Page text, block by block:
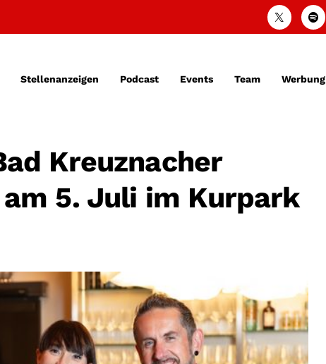
Stellenanzeigen Podcast Events Team Werbung
Kreuznacher
5. Juli im Kurpark